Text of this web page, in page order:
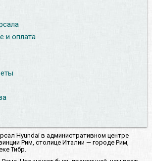
и оплата
Hyundai в административном центре
Рим, столице Италии — городе Рим,
Тибр.